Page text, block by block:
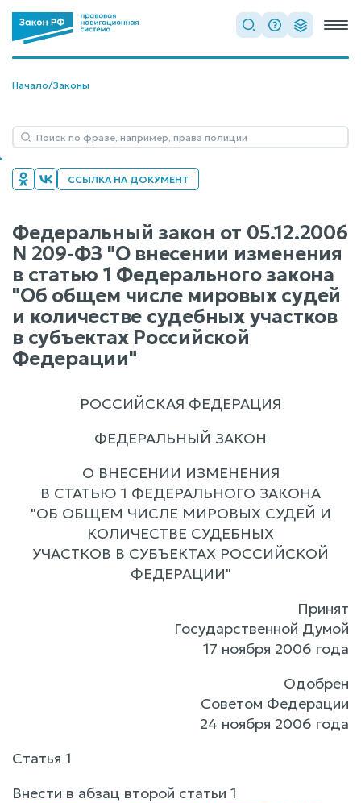
Начало/Законы
ССЫЛКА НА ДОКУМЕНТ
Федеральный закон от 05.12.2006
N 209-ФЗ "О внесении изменения
в статью 1 Федерального закона
"Об общем числе мировых судей
и количестве судебных участков
в субъектах Российской
Федерации"
РОССИЙСКАЯ ФЕДЕРАЦИЯ
ФЕДЕРАЛЬНЫЙ ЗАКОН
О ВНЕСЕНИИ ИЗМЕНЕНИЯ
В СТАТЬЮ 1 ФЕДЕРАЛЬНОГО ЗАКОНА
"ОБ ОБЩЕМ ЧИСЛЕ МИРОВЫХ СУДЕЙ И
КОЛИЧЕСТВЕ СУДЕБНЫХ
УЧАСТКОВ В СУБЪЕКТАХ РОССИЙСКОЙ
ФЕДЕРАЦИИ"
Принят
Государственной Думой
17 ноября 2006 года
Одобрен
Советом Федерации
24 ноября 2006 года
Статья 1
Внести в абзац второй статьи 1